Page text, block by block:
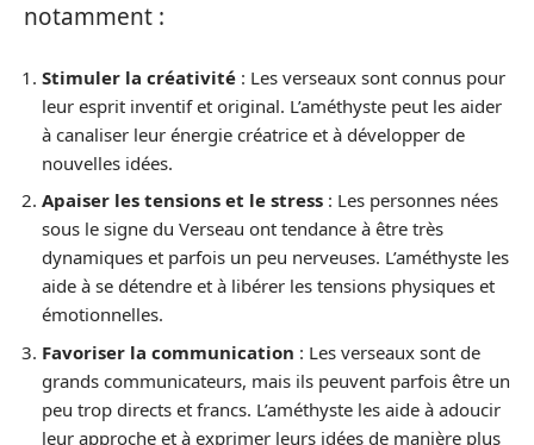
notamment :
Stimuler la créativité : Les verseaux sont connus pour
leur esprit inventif et original. L’améthyste peut les aider
à canaliser leur énergie créatrice et à développer de
nouvelles idées.
Apaiser les tensions et le stress : Les personnes nées
sous le signe du Verseau ont tendance à être très
dynamiques et parfois un peu nerveuses. L’améthyste les
aide à se détendre et à libérer les tensions physiques et
émotionnelles.
Favoriser la communication : Les verseaux sont de
grands communicateurs, mais ils peuvent parfois être un
peu trop directs et francs. L’améthyste les aide à adoucir
leur approche et à exprimer leurs idées de manière plus